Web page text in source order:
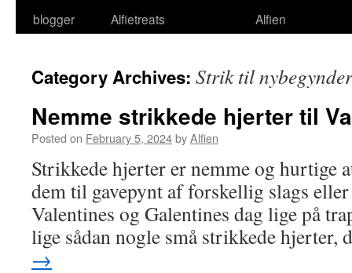
blogger
Alfietreats
Alfien
Category Archives: Strik til
Nemme strikkede hjerter til
Posted on February 5, 2024byAlfien
Strikkede hjerter er nemme og hurtige
dem til gavepynt af forskellig slags
Valentines og Galentines dag lige på
lige sådan nogle små strikkede
→